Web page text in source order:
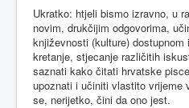
Ukratko: htjeli bismo izravno, u
novim, drukčijim odgovorima,
književnosti (kulture) dostupnom
kretanje, stjecanje različitih
saznati kako čitati hrvatske
upoznati i učiniti vlastito vrijeme
se, nerijetko, čini da ono jest.